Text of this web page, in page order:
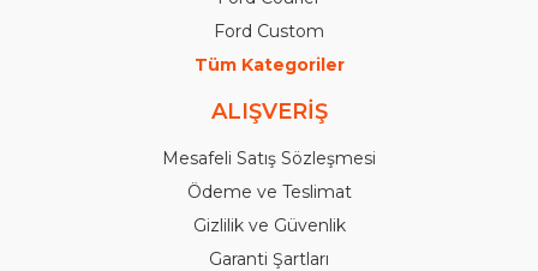
Ford Custom
Tüm Kategoriler
ALIŞVERİŞ
Mesafeli Satış Sözleşmesi
Ödeme ve Teslimat
Gizlilik ve Güvenlik
Garanti Şartları